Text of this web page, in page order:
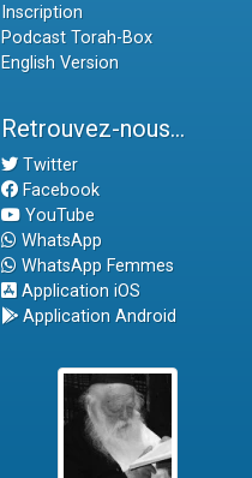
Inscription
Podcast Torah-Box
English Version
Retrouvez-nous...
Twitter
Facebook
YouTube
WhatsApp
WhatsApp Femmes
Application iOS
Application Android